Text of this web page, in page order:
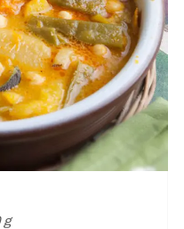
g